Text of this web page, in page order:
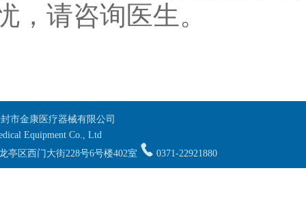
，请咨询医生。
市金康医疗器械有限公司
Equipment Co., Ltd
亭区西门大街228号6号楼402室
0371-22921880